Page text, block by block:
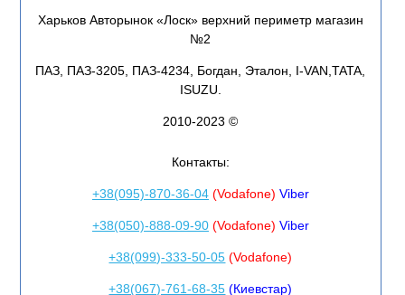
Харьков Авторынок «Лоск» верхний периметр магазин
№2
ПАЗ, ПАЗ-3205, ПАЗ-4234, Богдан, Эталон, I-VAN,TATA,
ISUZU.
2010-2023 ©
Контакты:
+38(095)-870-36-04(Vodafone) Viber
+38(050)-888-09-90(Vodafone) Viber
+38(099)-333-50-05 (Vodafone)
+38(067)-761-68-35 (Киевстар)